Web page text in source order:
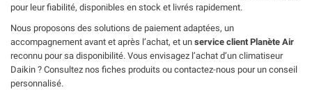
pour leur fiabilité, disponibles en stock et livrés rapidement.
Nous proposons des solutions de paiement adaptées, un
accompagnement avant et après l’achat, et un service client Planète Air
reconnu pour sa disponibilité. Vous envisagez l’achat d’un climatiseur
Daikin ? Consultez nos fiches produits ou contactez-nous pour un conseil
personnalisé.